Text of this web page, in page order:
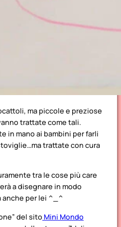
ma piccole e preziose
trattate come tali.
in mano ai bambini per farli
trattate con cura
tra le cose più care
a disegnare in modo
anche per lei ^_^
del sito Mini Mondo